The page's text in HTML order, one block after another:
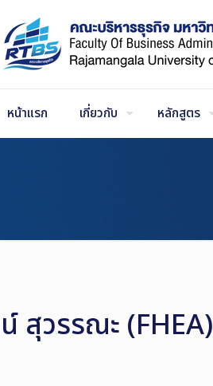
หน้าแรก เกี่ยวกับ หลักสูตร
สุวรรณะ (FHEA)